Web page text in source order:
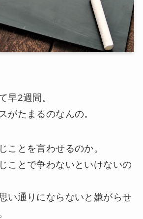
早2週間。
がたまるのなんの。
ことを言わせるのか。
ことで争わないといけないの
い通りにならないと嫌がらせ